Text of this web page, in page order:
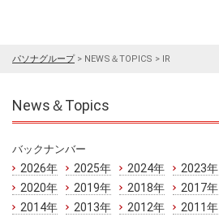
パソナグループ> NEWS＆TOPICS > IR
News＆Topics
バックナンバー
2026年 2025年 2024年 2023年
2020年
2019年 2018年 2017年
2014年
2013年 2012年 2011年